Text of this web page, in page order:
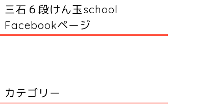
三石６段けん玉school
Facebookページ
カテゴリー